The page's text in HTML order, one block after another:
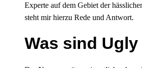
Experte auf dem Gebiet der
steht mir hierzu Rede und Antwort.
Was sind